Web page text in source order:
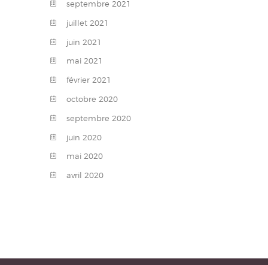
septembre 2021
juillet 2021
juin 2021
mai 2021
février 2021
octobre 2020
septembre 2020
juin 2020
mai 2020
avril 2020